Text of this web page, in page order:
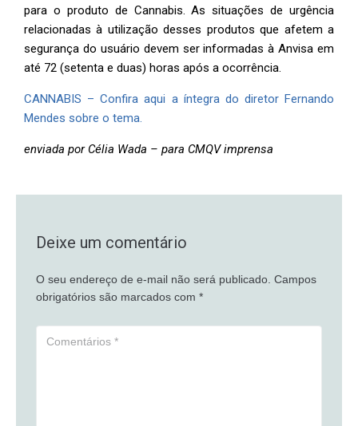
para o produto de Cannabis. As situações de urgência
relacionadas à utilização desses produtos que afetem a
segurança do usuário devem ser informadas à Anvisa em
até 72 (setenta e duas) horas após a ocorrência.
CANNABIS – Confira aqui a íntegra do diretor Fernando
Mendes sobre o tema.
enviada por Célia Wada – para CMQV imprensa
Deixe um comentário
O seu endereço de e-mail não será publicado. Campos
obrigatórios são marcados com *